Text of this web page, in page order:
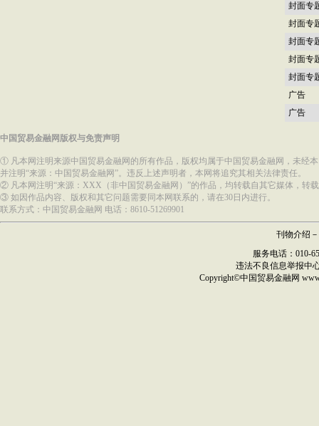
封面专
封面专
封面专
封面专
封面专
广告
广告
中国贸易金融网版权与免责声明
① 凡本网注明来源中国贸易金融网的所有作品，版权均属于中国贸易金融网，未经
并注明“来源：中国贸易金融网”。违反上述声明者，本网将追究其相关法律责任。
② 凡本网注明“来源：XXX（非中国贸易金融网）”的作品，均转载自其它媒体，转
③ 如因作品内容、版权和其它问题需要同本网联系的，请在30日内进行。
联系方式：中国贸易金融网 电话：8610-51269901
刊物介绍 －
服务电话：010-
违法不良信息举报中
Copyright©中国贸易金融网